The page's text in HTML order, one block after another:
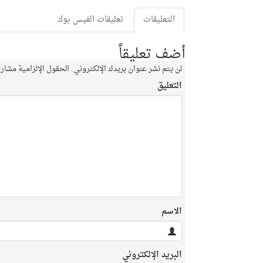
التعليقات تعليقات الفيس بوك
أضف تعليقاً
لن يتم نشر عنوان بريدك الإلكتروني. الحقول الإلزامية مشار
التعليق
الاسم
البريد الإلكتروني